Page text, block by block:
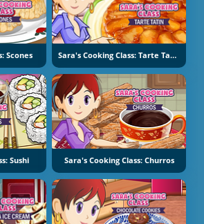
Scones Sara's Cooking Class: Tarte Tatin
Sushi Sara's Cooking Class: Churros